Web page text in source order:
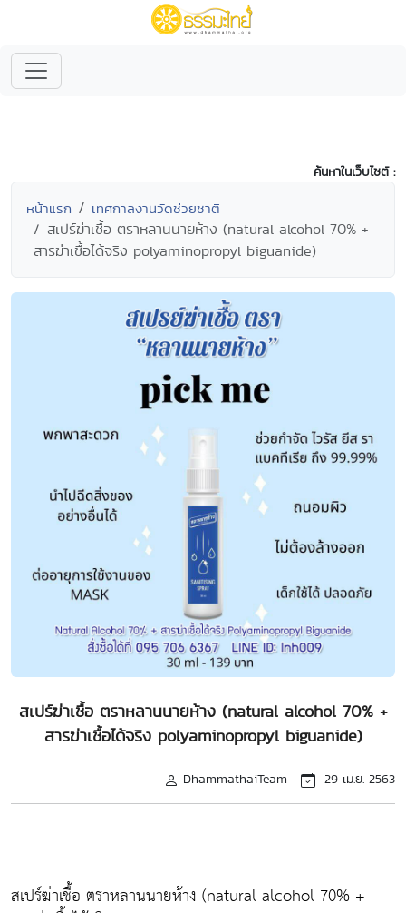
ค้นหาในเว็บไซต์ :
หน้าแรก เทศกาลงานวัดช่วยชาติ
สเปร์ฆ่าเชื้อ ตราหลานนายห้าง (natural alcohol 70% +
สารฆ่าเชื้อได้จริง polyaminopropyl biguanide)
สเปร์ฆ่าเชื้อ ตราหลานนายห้าง (natural alcohol 70% +
สารฆ่าเชื้อได้จริง polyaminopropyl biguanide)
DhammathaiTeam 29 เม.ย. 2563
สเปร์ฆ่าเชื้อ ตราหลานนายห้าง (natural alcohol 70% +